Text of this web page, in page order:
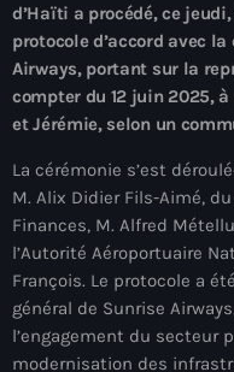
Blog Grid Sidebar
Contact
Archives
août 2026
juillet 2026
juin 2026
d’Haïti a procédé, ce
protocole d’accord avec
Airways, portant sur la
compter du 12 juin 2025,
et Jérémie, selon un
La cérémonie s’est
M. Alix Didier Fils-Aimé,
Finances, M. Alfred
l’Autorité Aéroportuaire
François. Le protocole a
général de Sunrise
l’engagement du secteur
modernisation des